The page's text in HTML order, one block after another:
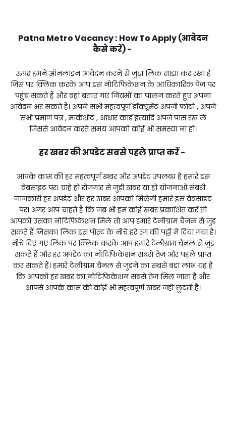
Patna Metro Vacancy : How To Apply (आवेदन
कैसे करें) -
ऊपर हमने ऑनलाइन आवेदन करने से जुड़ा लिंक साझा कर रखा है
जिस पर क्लिक करके आप इस नोटिफिकेशन के आधिकारिक पेज पर
पहुंच सकते हैं और वहां बताए गए नियमों का पालन करते हुए अपना
आवेदन भर सकते हैं। अपने सभी महत्वपूर्ण डॉक्यूमेंट अपनी फोटो , अपने
सभी प्रमाण पत्र , मार्कशीट , आधार कार्ड इत्यादि अपने पास रख लें
जिससे आवेदन करते समय आपको कोई भी समस्या ना हो।
हर खबर की अपडेट सबसे पहले प्राप्त करें -
आपके काम की हर महत्वपूर्ण खबर और अपडेट उपलब्ध है हमारे इस
वेबसाइट पर। चाहे हो रोजगार से जुड़ी खबर या हो योजनाओं संबंधी
जानकारी हर अपडेट और हर खबर आपको मिलेगी हमारे इस वेबसाइट
पर। अगर आप चाहते हैं कि जब भी हम कोई खबर प्रकाशित करें तो
आपको उसका नोटिफिकेशन मिले तो आप हमारे टेलीग्राम चैनल से जुड़
सकते हैं जिसका लिंक इस पोस्ट के नीचे हरे रंग की पट्टी में दिया गया है।
नीचे दिए गए लिंक पर क्लिक करके आप हमारे टेलीग्राम चैनल से जुड़
सकते हैं और हर अपडेट का नोटिफिकेशन सबसे तेज और पहले प्राप्त
कर सकते हैं। हमारे टेलीग्राम चैनल से जुड़ने का सबसे बड़ा लाभ यह है
कि आपको हर खबर का नोटिफिकेशन सबसे तेज मिल जाता है और
आपसे आपके काम की कोई भी महत्वपूर्ण खबर नहीं छूटती है।